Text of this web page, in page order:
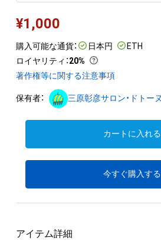
¥1,000
購入可能な通貨： 日本円
ETH
ロイヤリティ ：20%
著作権等に関する注意事項
保有者：
カートに入れる
今すぐ購入する
アイテム詳細